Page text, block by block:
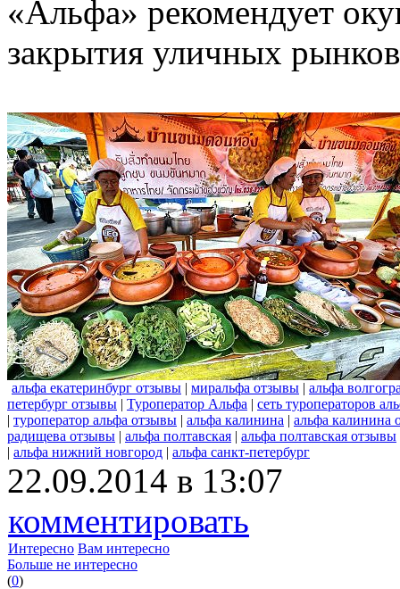
«Альфа» рекомендует
закрытия уличных
альфа екатеринбург отзывы | миральфа отзывы | альфа
петербург отзывы | Туроператор Альфа | сеть туроператоров
| туроператор альфа отзывы | альфа калинина | альфа калинина
радищева отзывы | альфа полтавская | альфа полтавская отзывы
| альфа нижний новгород | альфа санкт-петербург
22.09.2014 в 13:07
комментировать
Интересно Вам интересно
Больше не интересно
(0)